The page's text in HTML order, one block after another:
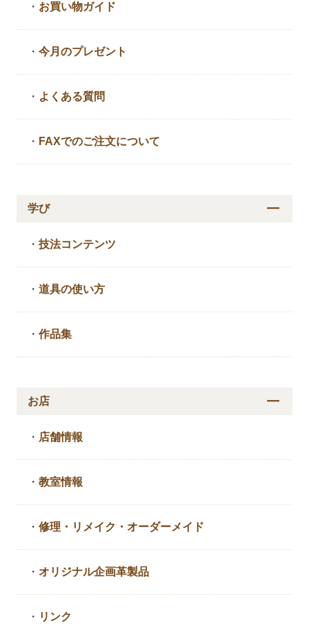
・ お買い物ガイド
・今月のプレゼント
・ よくある質問
・ FAXでのご注文について
学び
・技法コンテンツ
・道具の使い方
・作品集
お店
・ 店舗情報
・教室情報
・修理・リメイク・ オーダーメイド
・ オリジナル企画革製品
・ リンク